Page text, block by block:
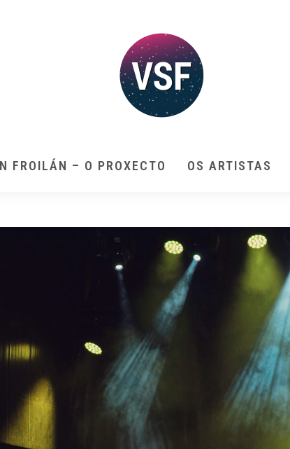
FROILÁN – O PROXECTO OS ARTISTAS